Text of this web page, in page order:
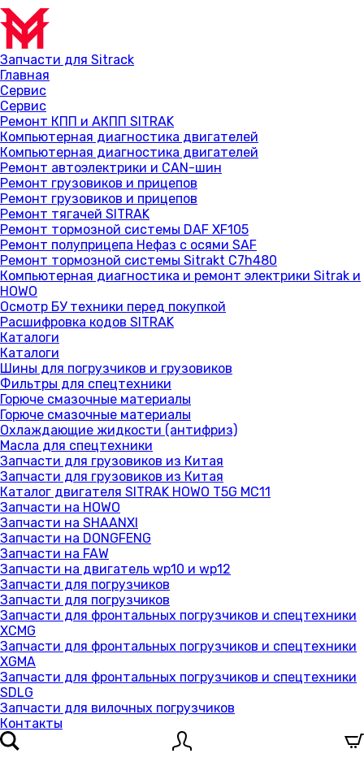
Запчасти для Sitrack
Главная
Сервис
Сервис
Ремонт КПП и АКПП SITRAK
Компьютерная диагностика двигателей
Компьютерная диагностика двигателей
Ремонт автоэлектрики и CAN-шин
Ремонт грузовиков и прицепов
Ремонт грузовиков и прицепов
Ремонт тягачей SITRAK
Ремонт тормозной системы DAF XF105
Ремонт полуприцепа Нефаз с осями SAF
Ремонт тормозной системы Sitrakt C7h480
Компьютерная диагностика и ремонт электрики Sitrak и
HOWO
Осмотр БУ техники перед покупкой
Расшифровка кодов SITRAK
Каталоги
Каталоги
Шины для погрузчиков и грузовиков
Фильтры для спецтехники
Горюче смазочные материалы
Горюче смазочные материалы
Охлаждающие жидкости (антифриз)
Масла для спецтехники
Запчасти для грузовиков из Китая
Запчасти для грузовиков из Китая
Каталог двигателя SITRAK HOWO T5G MC11
Запчасти на HOWO
Запчасти на SHAANXI
Запчасти на DONGFENG
Запчасти на FAW
Запчасти на двигатель wp10 и wp12
Запчасти для погрузчиков
Запчасти для погрузчиков
Запчасти для фронтальных погрузчиков и спецтехники
XCMG
Запчасти для фронтальных погрузчиков и спецтехники
XGMA
Запчасти для фронтальных погрузчиков и спецтехники
SDLG
Запчасти для вилочных погрузчиков
Контакты